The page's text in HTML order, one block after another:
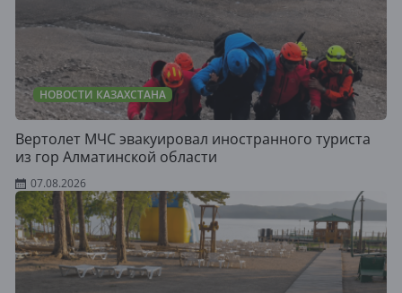
НОВОСТИ КАЗАХСТАНА
Вертолет МЧС эвакуировал иностранного туриста
из гор Алматинской области
07.08.2026